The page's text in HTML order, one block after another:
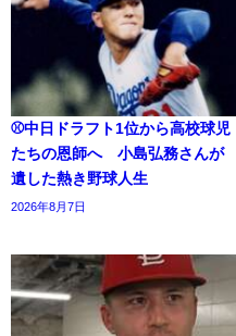
⚾中日ドラフト1位から高校球児
たちの恩師へ 小島弘務さんが
遺した熱き野球人生
2026年8月7日